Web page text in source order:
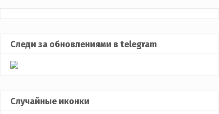
Следи за обновлениями в telegram
Случайные иконки